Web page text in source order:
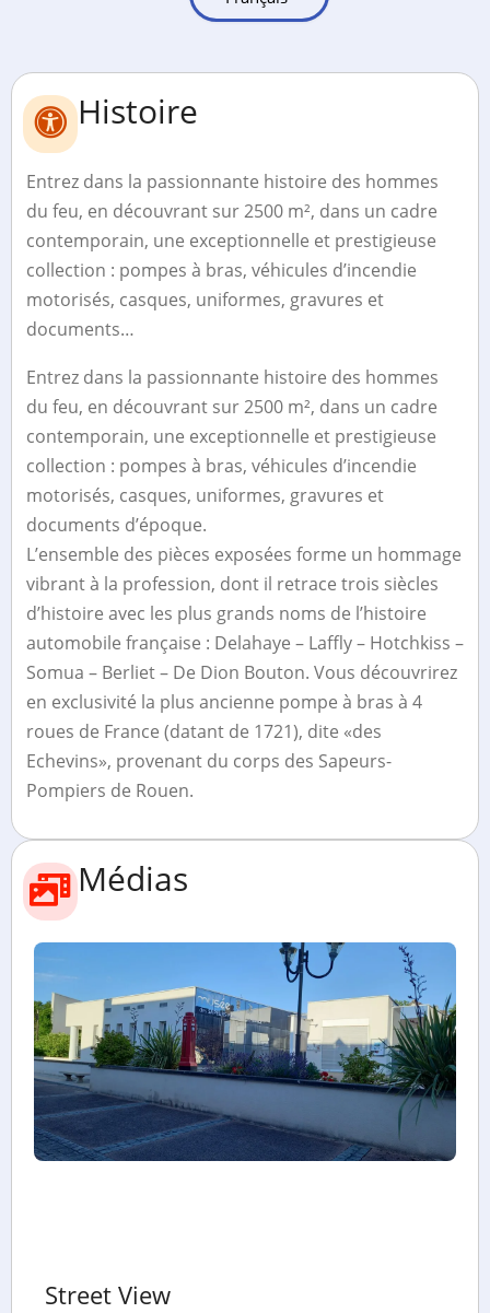
Histoire
Entrez dans la passionnante histoire des hommes
du feu, en découvrant sur 2500 m², dans un cadre
contemporain, une exceptionnelle et prestigieuse
collection : pompes à bras, véhicules d’incendie
motorisés, casques, uniformes, gravures et
documents…
Entrez dans la passionnante histoire des hommes
du feu, en découvrant sur 2500 m², dans un cadre
contemporain, une exceptionnelle et prestigieuse
collection : pompes à bras, véhicules d’incendie
motorisés, casques, uniformes, gravures et
documents d’époque.
L’ensemble des pièces exposées forme un hommage
vibrant à la profession, dont il retrace trois siècles
d’histoire avec les plus grands noms de l’histoire
automobile française : Delahaye – Laffly – Hotchkiss –
Somua – Berliet – De Dion Bouton. Vous découvrirez
en exclusivité la plus ancienne pompe à bras à 4
roues de France (datant de 1721), dite «des
Echevins», provenant du corps des Sapeurs-
Pompiers de Rouen.
Médias
Street View